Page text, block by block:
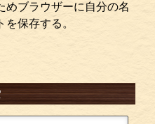
めブラウザーに自分の名
保存する。